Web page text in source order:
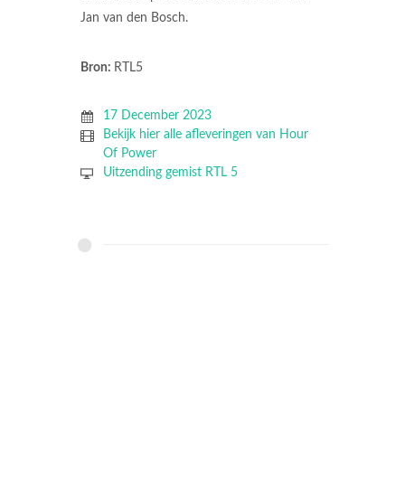
Jan van den Bosch.
Bron: RTL5
17 December 2023
Bekijk hier alle afleveringen van Hour
Of Power
Uitzending gemist RTL 5